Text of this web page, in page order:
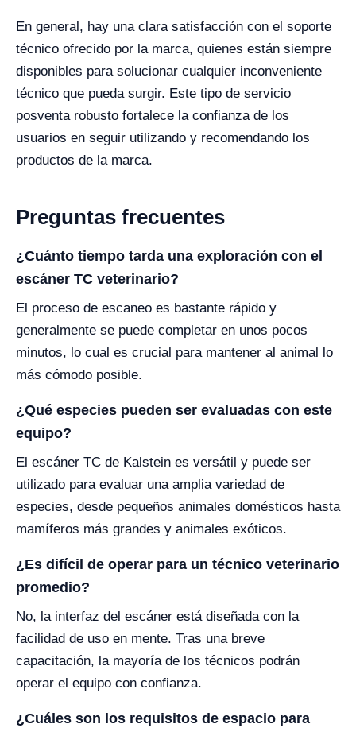
En general, hay una clara satisfacción con el soporte
técnico ofrecido por la marca, quienes están siempre
disponibles para solucionar cualquier inconveniente
técnico que pueda surgir. Este tipo de servicio
posventa robusto fortalece la confianza de los
usuarios en seguir utilizando y recomendando los
productos de la marca.
Preguntas frecuentes
¿Cuánto tiempo tarda una exploración con el
escáner TC veterinario?
El proceso de escaneo es bastante rápido y
generalmente se puede completar en unos pocos
minutos, lo cual es crucial para mantener al animal lo
más cómodo posible.
¿Qué especies pueden ser evaluadas con este
equipo?
El escáner TC de Kalstein es versátil y puede ser
utilizado para evaluar una amplia variedad de
especies, desde pequeños animales domésticos hasta
mamíferos más grandes y animales exóticos.
¿Es difícil de operar para un técnico veterinario
promedio?
No, la interfaz del escáner está diseñada con la
facilidad de uso en mente. Tras una breve
capacitación, la mayoría de los técnicos podrán
operar el equipo con confianza.
¿Cuáles son los requisitos de espacio para